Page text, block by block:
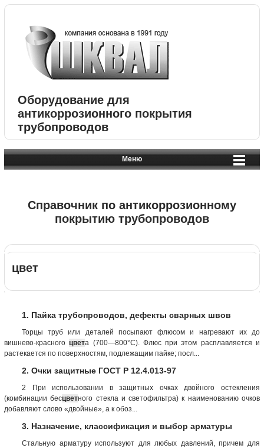
Оборудование для
антикоррозионного покрытия
трубопроводов
Меню
Справочник по антикоррозионному
покрытию трубопроводов
цвет
1. Пайка трубопроводов, дефекты сварных швов
Торцы труб или деталей посыпают флюсом и нагревают их до
вишнево-красногоцвета (700—800°С). Флюс при этом расплавляется и
растекается по поверхностям, подлежащим пайке; посл...
2. Очки защитные ГОСТ Р 12.4.013-97
2 При использовании в защитных очках двойного остекления
(комбинации бесцветного стекла и светофильтра) к наименованию очков
добавляют слово «двойные», а к обоз...
3. Назначение, классификация и выбор арматуры
Стальную арматуру используют для любых давлений, причем для